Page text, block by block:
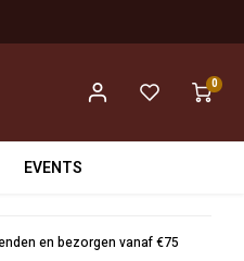
0
EVENTS
en bezorgen vanaf €75